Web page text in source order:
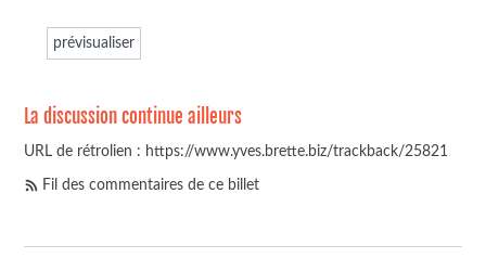
La discussion continue ailleurs
URL de rétrolien : https://www.yves.brette.biz/trackback/25821
Fil des commentaires de ce billet